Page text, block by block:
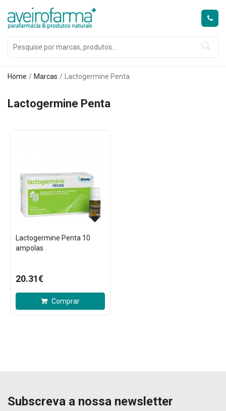
Home Marcas Lactogermine Penta
Lactogermine Penta
Lactogermine Penta 10
ampolas
20.31€
Comprar
Subscreva a nossa newsletter